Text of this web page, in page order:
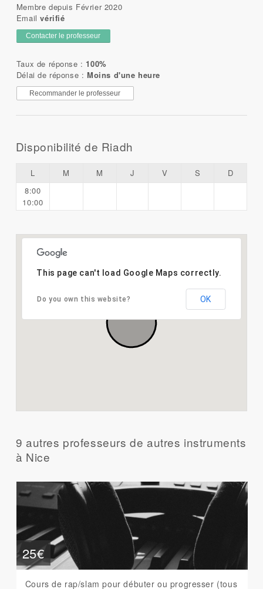
Membre depuis Février 2020
Emailvérifié
Contacter le professeur
Taux de réponse : 100%
Délai de réponse : Moins d'une heure
Recommander le professeur
Disponibilité de Riadh
L M M J V S
D
8:00
10:00
This page can't load Google Maps correctly.
Do you own this website? OK
9 autres professeurs de autres instruments
à Nice
25€
Cours de rap/slam pour débuter ou progresser (tous